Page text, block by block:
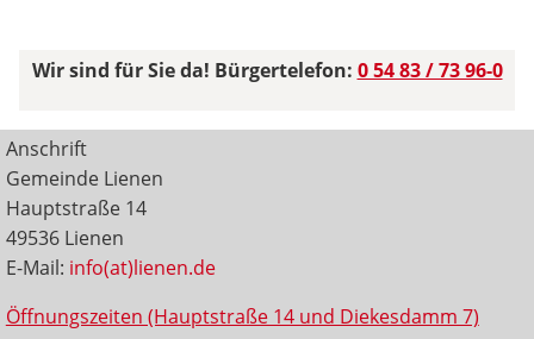
Wir sind für Sie da! Bürgertelefon: 0 54 83 / 73 96-0
Anschrift
Gemeinde Lienen
Hauptstraße 14
49536 Lienen
E-Mail: info(at)lienen.de
Öffnungszeiten (Hauptstraße 14 und Diekesdamm 7)